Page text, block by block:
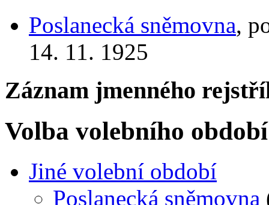
Poslanecká sněmovna,
14. 11. 1925
Záznam jmenného
Volba volebního období
Jiné volební období
Poslanecká sněmovna